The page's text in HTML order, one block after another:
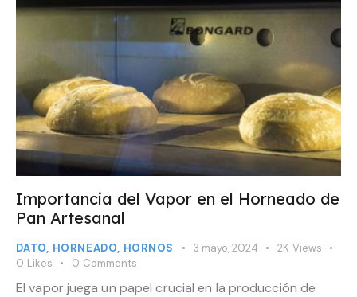
Importancia del Vapor en el Horneado de
Pan Artesanal
DATO, HORNEADO, HORNOS 3 mayo, 2024 2K Views
0 Likes 0 Comments
El vapor juega un papel crucial en la producción de